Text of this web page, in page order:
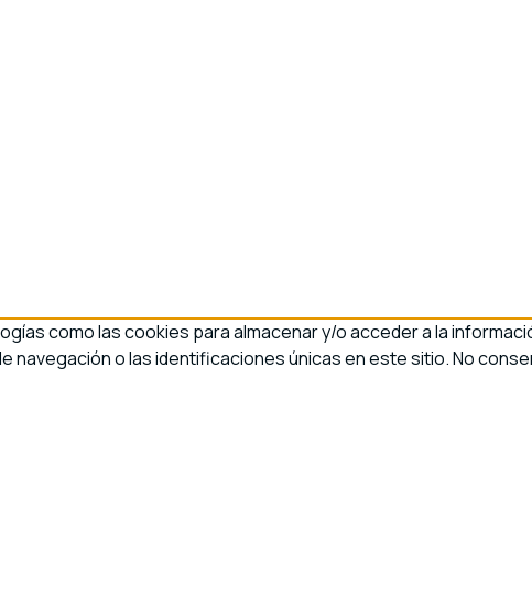
como las cookies para almacenar y/o acceder a la
o las identificaciones únicas en este sitio. No